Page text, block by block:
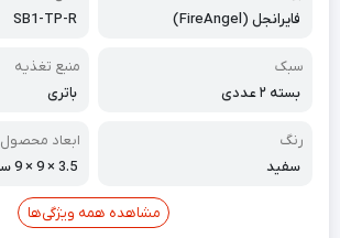
فایر‌انجل (FireAngel)
SB1-TP-R
سبک
بسته ۲ عددی
منبع تغذیه
باتری
رنگ
سفید
ابعاد محصول
3.5 × 9 × 9 سانتی‌متر
مشاهده همه ویژگی‌ها